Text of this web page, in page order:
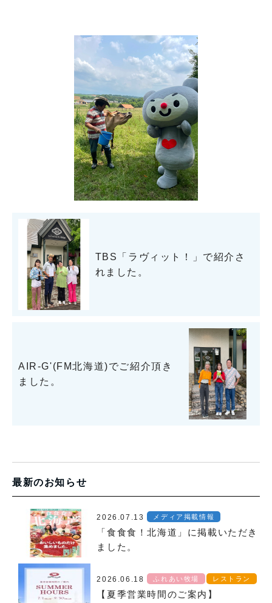
TBS「ラヴィット！」で紹介さ
れました。
AIR-G'(FM北海道)でご紹介頂き
ました。
最新のお知らせ
2026.07.13 メディア掲載情報
「食食食！北海道」に掲載いただき
ました。
2026.06.18 ふれあい牧場 レストラン
【夏季営業時間のご案内】